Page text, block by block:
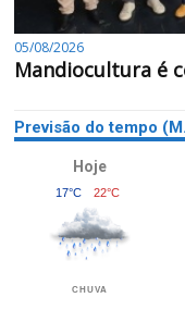
05/08/2026
Mandiocultura é
Previsão do tempo
Hoje
17°C 22°C
CHUVA